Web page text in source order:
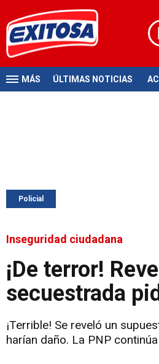
MÁS ÚLTIMAS NOTICIAS
Policial
Inseguridad ciudadana
¡De terror!
secuestrada
¡Terrible! Se reveló un
harían daño. La PNP